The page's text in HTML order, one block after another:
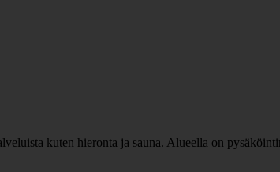
kuten hieronta ja sauna. Alueella on